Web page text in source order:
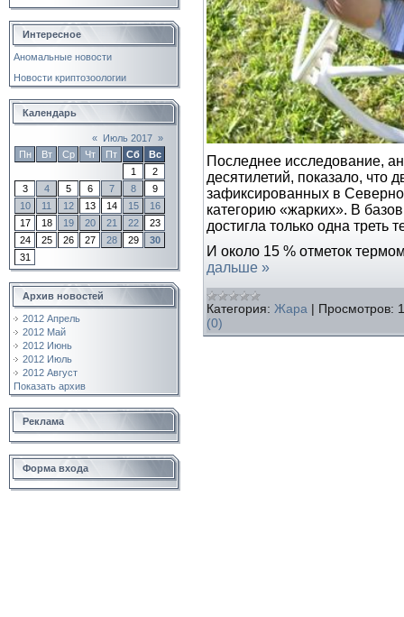
Интересное
Аномальные новости
Новости криптозоологии
Календарь
« Июль 2017 »
Пн
Вт Ср Чт Пт Сб
Вс
1
2
3
4 5 6 7 8
9
10
11 12 13 14 15
16
17
18 19 20 21 22
23
24
25 26 27 28 29
30
31
Архив новостей
2012 Апрель
2012 Май
2012 Июнь
2012 Июль
2012 Август
Показать архив
Реклама
Форма входа
Последнее исследование,
десятилетий, показало, что
зафиксированных в
категорию «жарких». В
достигла только одна треть
И около 15 % отметок
дальше »
Категория: Жара | Просмотров:
(0)